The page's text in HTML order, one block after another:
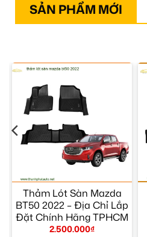
SẢN PHẨM MỚI
Thảm Lót Sàn Mazda
BT50 2022 – Địa Chỉ Lắp
Đặt Chính Hãng TPHCM
2.500.000₫